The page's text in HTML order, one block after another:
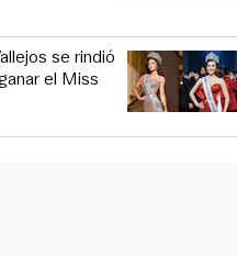
se rindió
el Miss